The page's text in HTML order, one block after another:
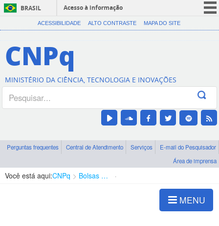
BRASIL
Acesso à informação
CORONAVÍRUS (COVID-19)
Canais
ACESSIBILIDADE ALTO CONTRASTE MAPA DO SITE
CNPq
MINISTÉRIO DA CIÊNCIA, TECNOLOGIA E INOVAÇÕES
Perguntas frequentes Central de Atendimento Serviços
E-mail do Pesquisador
Área de imprensa
Você está aqui:CNPq Bolsas e Auxílios Vigentes
MENU